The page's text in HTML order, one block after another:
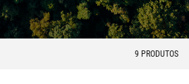
9PRODUTOS